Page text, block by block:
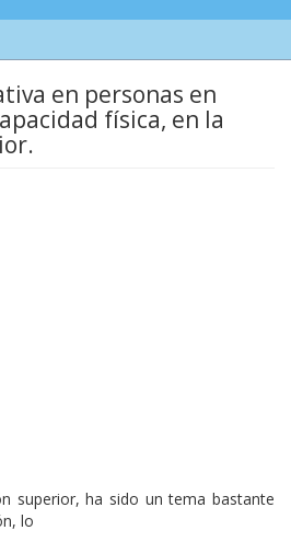
en personas en
física, en la
superior, ha sido un tema bastante
lo